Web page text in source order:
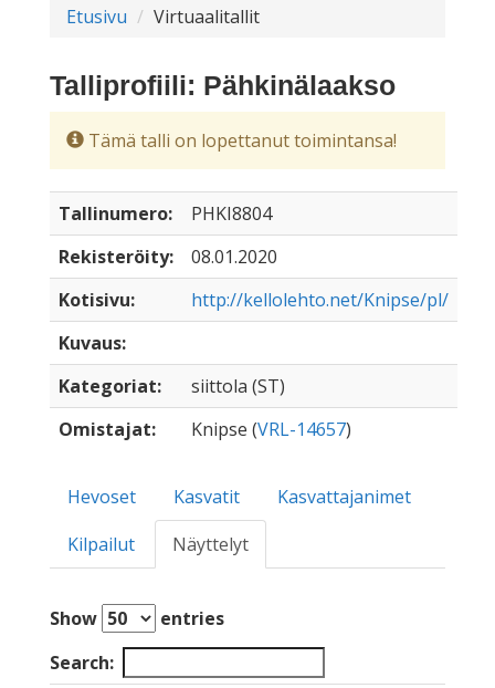
Etusivu Virtuaalitallit
Talliprofiili: Pähkinälaakso
Tämä talli on lopettanut toimintansa!
Tallinumero:
PHKI8804
Rekisteröity:
08.01.2020
Kotisivu:
http://kellolehto.net/Knipse/pl/
Kuvaus:
Kategoriat:
siittola (ST)
Omistajat:
Knipse (VRL-14657)
Hevoset Kasvatit
Kasvattajanimet
Kilpailut
Näyttelyt
Show
entries
Search: